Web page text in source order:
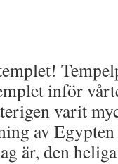
inför
varit
av
är, den